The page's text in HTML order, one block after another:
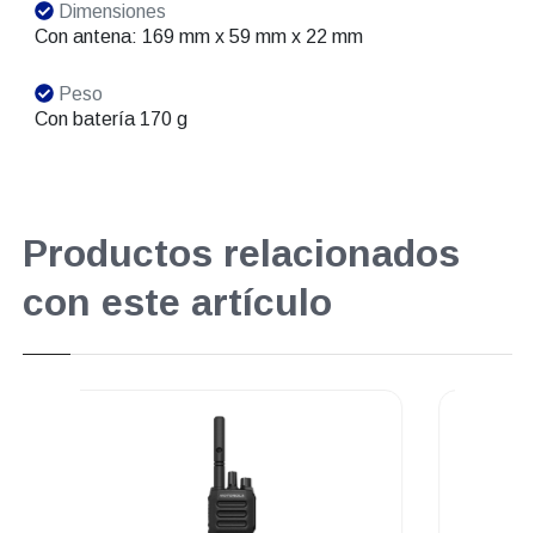
Dimensiones
Con antena: 169 mm x 59 mm x 22 mm
Peso
Con batería 170 g
Productos relacionados
con este artículo